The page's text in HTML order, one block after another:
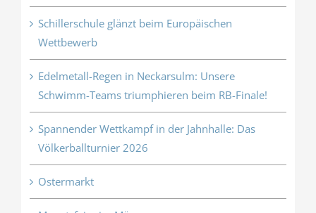
Schillerschule glänzt beim Europäischen
Wettbewerb
Edelmetall-Regen in Neckarsulm: Unsere
Schwimm-Teams triumphieren beim RB-Finale!
Spannender Wettkampf in der Jahnhalle: Das
Völkerballturnier 2026
Ostermarkt